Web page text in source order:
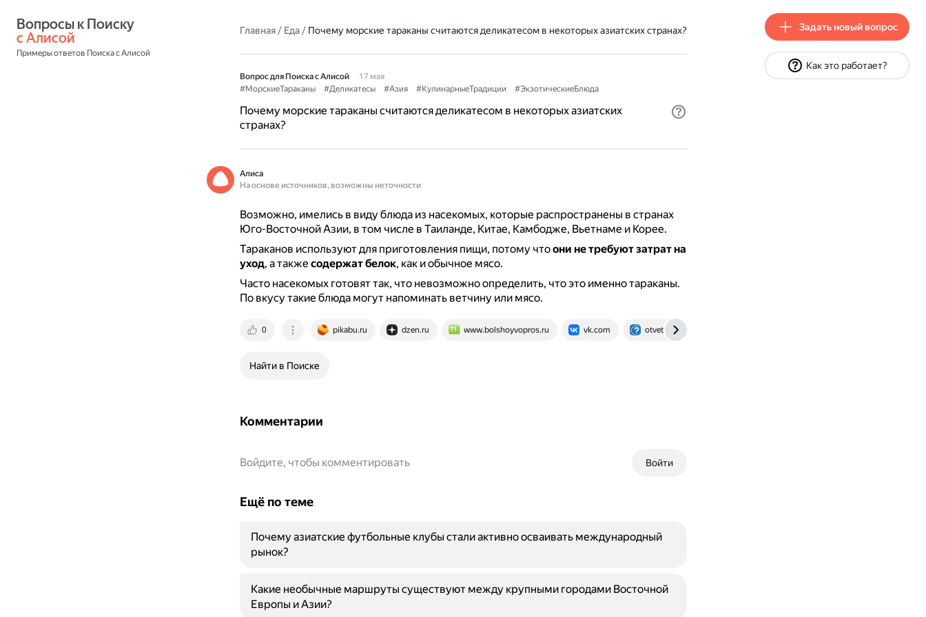
с Алисой
Примеры ответов Поиска с Алисой
Главная/ Еда/ Почему морские тараканы считаются деликатесом в некоторых азиатских странах?
Вопрос для Поиска с Алисой
17 мая
#МорскиеТараканы
#Деликатесы #Азия #КулинарныеТрадиции #ЭкзотическиеБлюда
Почему морские тараканы считаются деликатесом в некоторых азиатских
странах?
Алиса
На основе источников, возможны неточности
Возможно, имелись в виду блюда из насекомых, которые распространены в странах
Юго-Восточной Азии, в том числе в Таиланде, Китае, Камбодже, Вьетнаме и Корее.
Тараканов используют для приготовления пищи, потому чтоони не требуют затрат на
уход, а также содержат белок, как и обычное мясо.
Часто насекомых готовят так, что невозможно определить, что это именно тараканы.
По вкусу такие блюда могут напоминать ветчину или мясо.
0 pikabu.ru dzen.ru www.bolshoyvopros.ru vk.com otvet.mail.ru
Найти в Поиске
Комментарии
Войти
Войдите, чтобы комментировать
Ещё по теме
Почему азиатские футбольные клубы стали активно осваивать международный
рынок?
Какие необычные маршруты существуют между крупными городами Восточной
Европы и Азии?
Задать новый вопрос
Как это работает?